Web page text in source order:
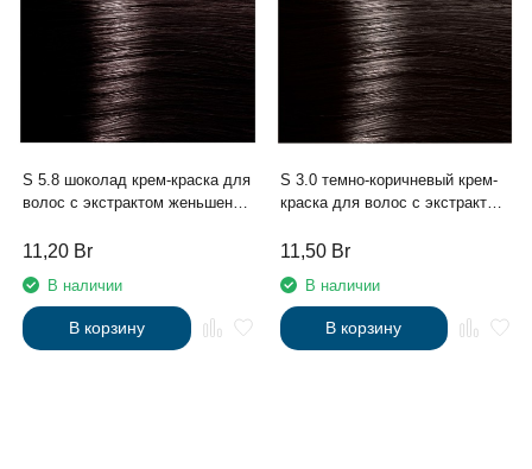
S 5.8 шоколад крем-краска для
волос с экстрактом женьшеня
Studio Professional , 100 мл
11,20 Br
В наличии
В корзину
S 3.0 темно-коричневый крем-
краска для волос с экстрактом
протеинами линии Studio
11,50 Br
В наличии
В корзину